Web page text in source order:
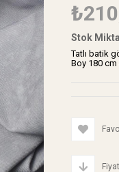
Stok
Tatlı batik
Boy 180